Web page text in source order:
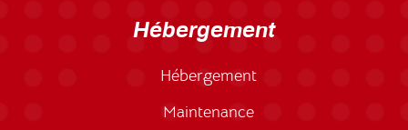
Hébergement
Hébergement
Maintenance